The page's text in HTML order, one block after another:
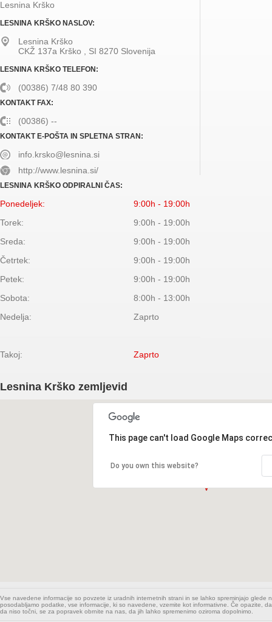
Lesnina Krško
LESNINA KRŠKO NASLOV:
Lesnina Krško
CKŽ 137a Krško SI 8270 Slovenija
LESNINA KRŠKO TELEFON:
(00386) 7/48 80 390
KONTAKT FAX:
(00386) --
KONTAKT E-POŠTA IN SPLETNA STRAN:
info.krsko@lesnina.si
http://www.lesnina.si/
LESNINA KRŠKO ODPIRALNI ČAS:
Ponedeljek:
9:00h - 19:00h
Torek:
9:00h - 19:00h
Sreda:
9:00h - 19:00h
Četrtek:
9:00h - 19:00h
Petek:
9:00h - 19:00h
Sobota:
8:00h - 13:00h
Nedelja:
Zaprto
Takoj: Zaprto
Lesnina Krško zemljevid
This page can't load Google Maps
Do you own this website?
Vse navedene informacije so povzete iz uradnih internetnih strani in se lahko spreminjajo glede
posodabljamo podatke, vse informacije, ki so navedene, vzemite kot informativne. Če opazite,
da niso točni, se za popravek obrnite na nas, da jih lahko spremenimo oziroma dopolnimo.